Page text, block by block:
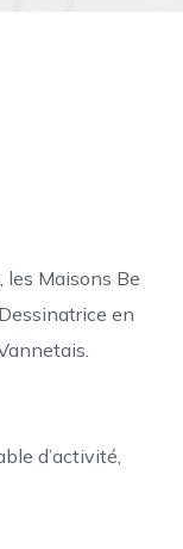
les Maisons Be
en
d’activité,